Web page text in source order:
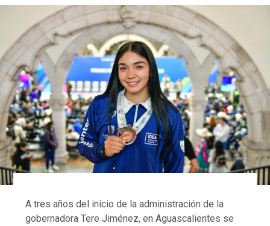
A tres años del inicio de la administración de la
gobernadora Tere Jiménez, en Aguascalientes se